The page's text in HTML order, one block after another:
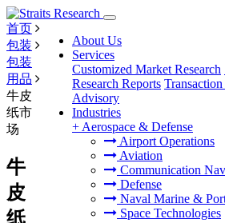
About Us
Services
Customized Market Research
Research Reports
Advisory
Industries
+ Aerospace & Defense
Airport Operations
Aviation
Communication
Defense
Naval Marine &
Space Technologies
首页
包装
包装
用品
牛皮
纸市
场
牛
皮
纸